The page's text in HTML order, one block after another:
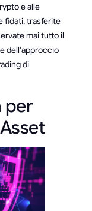
e alle
fidati, trasferite
mai tutto il
dell'approccio
di
per